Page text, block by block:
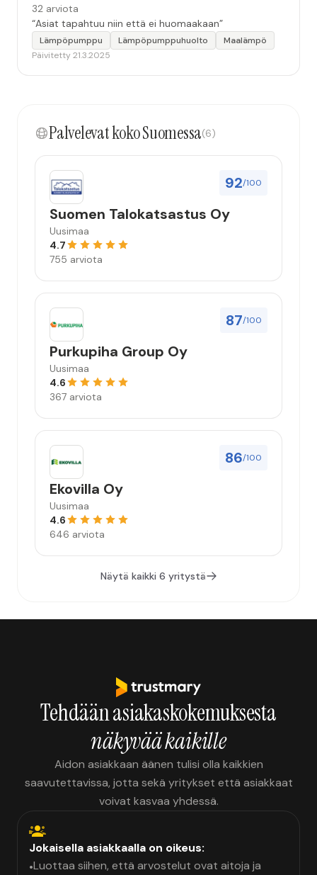
32 arviota
“Asiat tapahtuu niin että ei huomaakaan”
Lämpöpumppu Lämpöpumppuhuolto
Maalämpö
Päivitetty 21.3.2025
Palvelevat koko Suomessa(6)
92/100
Suomen Talokatsastus Oy
Uusimaa
4.7
755 arviota
87/100
Purkupiha Group Oy
Uusimaa
4.6
367 arviota
86/100
Ekovilla Oy
Uusimaa
4.6
646 arviota
Näytä kaikki 6 yritystä
Tehdään asiakaskokemuksesta
näkyvää kaikille
Aidon asiakkaan äänen tulisi olla kaikkien
saavutettavissa, jotta sekä yritykset että asiakkaat
voivat kasvaa yhdessä.
Jokaisella asiakkaalla on oikeus:
•Luottaa siihen, että arvostelut ovat aitoja ja